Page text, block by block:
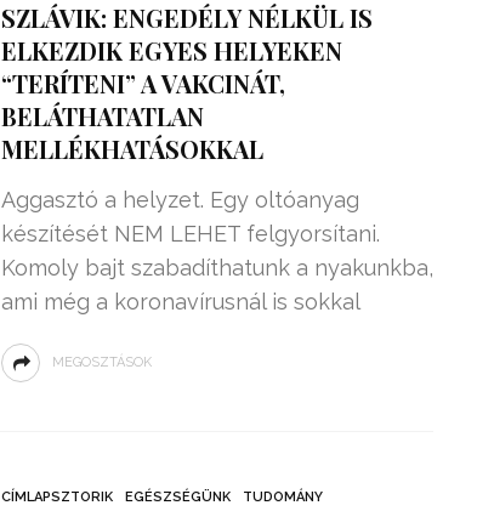
SZLÁVIK: ENGEDÉLY NÉLKÜL IS
ELKEZDIK EGYES HELYEKEN
“TERÍTENI” A VAKCINÁT,
BELÁTHATATLAN
MELLÉKHATÁSOKKAL
Aggasztó a helyzet. Egy oltóanyag
készítését NEM LEHET felgyorsítani.
Komoly bajt szabadíthatunk a nyakunkba,
ami még a koronavírusnál is sokkal
MEGOSZTÁSOK
CÍMLAPSZTORIK EGÉSZSÉGÜNK TUDOMÁNY